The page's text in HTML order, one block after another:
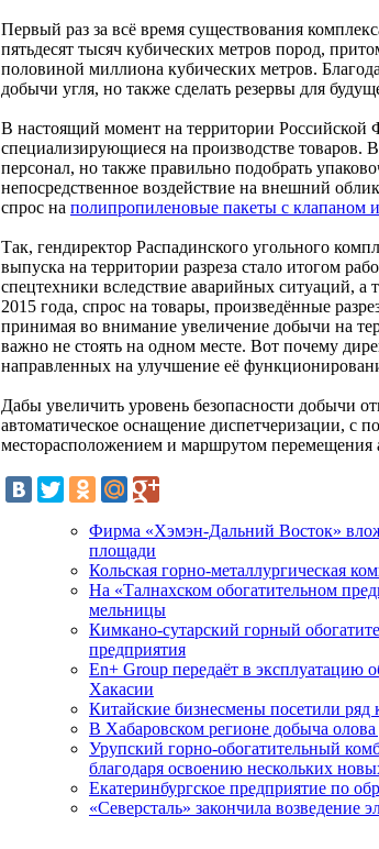
Первый раз за всё время существования
пятьдесят тысяч кубических метров пород,
половиной миллиона кубических метров.
добычи угля, но также сделать резервы для
В настоящий момент на территории Российской
специализирующиеся на производстве товаров.
персонал, но также правильно подобрать
непосредственное воздействие на внешний
спрос на полипропиленовые пакеты с клапаном
Так, гендиректор Распадинского угольного
выпуска на территории разреза стало итогом
спецтехники вследствие аварийных ситуаций,
2015 года, спрос на товары, произведённые
принимая во внимание увеличение добычи на
важно не стоять на одном месте. Вот почему
направленных на улучшение её
Дабы увеличить уровень безопасности добычи
автоматическое оснащение диспетчеризации, с
месторасположением и маршрутом перемещения
Фирма «Хэмэн-Дальний Восток»
площади
Кольская горно-металлургическая
На «Талнахском обогатительном
мельницы
Кимкано-сутарский горный
предприятия
En+ Group передаёт в эксплуатацию
Хакасии
Китайские бизнесмены посетили
В Хабаровском регионе добыча олова
Урупский горно-обогатительный
благодаря освоению нескольких
Екатеринбургское предприятие по
«Северсталь» закончила возведение